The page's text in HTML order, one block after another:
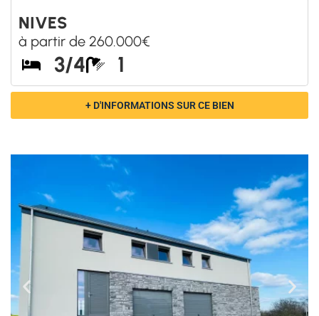
3 1
+ D'INFORMATIONS SUR CE BIEN
WARNACH
à partir de 298.500€